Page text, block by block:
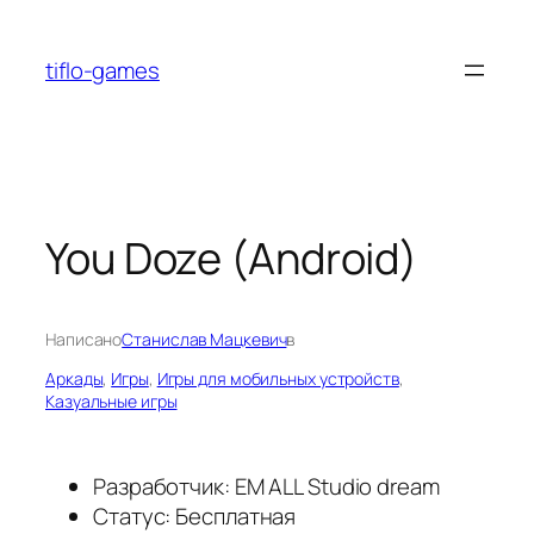
содержимому
tiflo-games
You Doze (Android)
НаписаноСтанислав Мацкевичв
Аркады, Игры, Игры для мобильных устройств
Казуальные игры
Разработчик: EM ALL Studio dream
Статус: Бесплатная